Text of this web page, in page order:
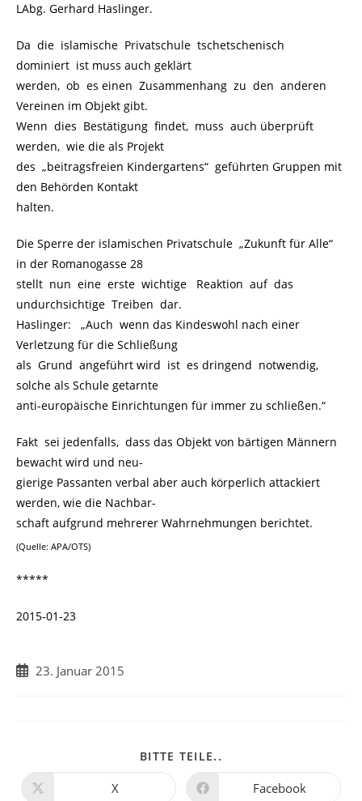
LAbg. Gerhard Haslinger.
Da die islamische Privatschule tschetschenisch
dominiert ist muss auch geklärt
werden, ob es einen Zusammenhang zu den anderen
Vereinen im Objekt gibt.
Wenn dies Bestätigung findet, muss auch überprüft
werden, wie die als Projekt
des „beitragsfreien Kindergartens“ geführten Gruppen mit
den Behörden Kontakt
halten.
Die Sperre der islamischen Privatschule „Zukunft für Alle“
in der Romanogasse 28
stellt nun eine erste wichtige Reaktion auf das
undurchsichtige Treiben dar.
Haslinger: „Auch wenn das Kindeswohl nach einer
Verletzung für die Schließung
als Grund angeführt wird ist es dringend notwendig,
solche als Schule getarnte
anti-europäische Einrichtungen für immer zu schließen.“
Fakt sei jedenfalls, dass das Objekt von bärtigen Männern
bewacht wird und neu-
gierige Passanten verbal aber auch körperlich attackiert
werden, wie die Nachbar-
schaft aufgrund mehrerer Wahrnehmungen berichtet.
(Quelle: APA/OTS)
*****
2015-01-23
Beitrag23. Januar 2015
BITTE TEILE..
Öffnet
X Öffnet
Facebook